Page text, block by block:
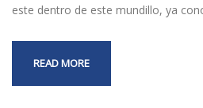
este dentro de este mundillo, ya
READ MORE